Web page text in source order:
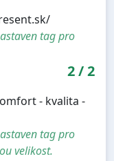
tag pro
2/2
- kvalita -
tag pro
velikost.